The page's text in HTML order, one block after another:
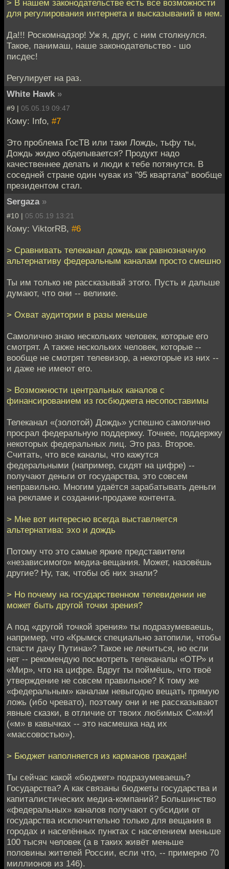
> В нашем законодательстве есть все возможности
для регулирования интернета и высказываний в нем.
Да!!! Роскомнадзор! Уж я, друг, с ним столкнулся.
Такое, панимаш, наше законодательство - шо
писдес!
Регулирует на раз.
White Hawk »
#9 | 05.05.19 09:47
Кому: Info, #7
Это проблема ГосТВ или таки Лождь, тьфу ты,
Дождь жидко обделывается? Продукт надо
качественнее делать и люди к тебе потянутся. В
соседней стране один чувак из "95 квартала" вообще
президентом стал.
Sergaza »
#10 | 05.05.19 13:21
Кому: ViktorRB, #6
> Сравнивать телеканал дождь как равнозначную
альтернативу федеральным каналам просто смешно
Ты им только не рассказывай этого. Пусть и дальше
думают, что они -- великие.
> Охват аудитории в разы меньше
Самолично знаю нескольких человек, которые его
смотрят. А также нескольких человек, которые --
вообще не смотрят телевизор, а некоторые из них --
и даже не имеют его.
> Возможности центральных каналов с
финансированием из госбюджета несопоставимы
Телеканал «(золотой) Дождь» успешно самолично
просрал федеральную поддержку. Точнее, поддержку
некоторых федеральных лиц. Это раз. Второе.
Считать, что все каналы, что кажутся
федеральными (например, сидят на цифре) --
получают деньги от государства, это совсем
неправильно. Многим удаётся зарабатывать деньги
на рекламе и создании-продаже контента.
> Мне вот интересно всегда выставляется
альтернатива: эхо и дождь
Потому что это самые яркие представители
«независимого» медиа-вещания. Может, назовёшь
другие? Ну, так, чтобы об них знали?
> Но почему на государственном телевидении не
может быть другой точки зрения?
А под «другой точкой зрения» ты подразумеваешь,
например, что «Крымск специально затопили, чтобы
спасти дачу Путина»? Такое не лечиться, но если
нет -- рекомендую посмотреть телеканалы «ОТР» и
«Мир», что на цифре. Вдруг ты поймёшь, что твоё
утверждение не совсем правильное? К тому же
«федеральным» каналам невыгодно вещать прямую
ложь (ибо чревато), поэтому они и не рассказывают
явные сказки, в отличие от твоих любимых С«м»И
(«м» в кавычках -- это насмешка над их
«массовостью»).
> Бюджет наполняется из карманов граждан!
Ты сейчас какой «бюджет» подразумеваешь?
Государства? А как связаны бюджеты государства и
капиталистических медиа-компаний? Большинство
«федеральных» каналов получают субсидии от
государства исключительно только для вещания в
городах и населённых пунктах с населением меньше
100 тысяч человек (а в таких живёт меньше
половины жителей России, если что, -- примерно 70
миллионов из 146).